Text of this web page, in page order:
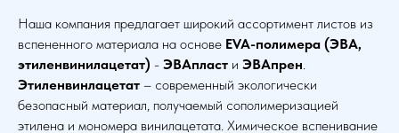
Наша компания предлагает широкий ассортимент листов из
вспененного материала на основе EVA-полимера (ЭВА,
этиленвинилацетат) - ЭВАпласт и ЭВАпрен.
Этиленвинлацетат – современный экологически
безопасный материал, получаемый сополимеризацией
этилена и мономера винилацетата. Химическое вспенивание